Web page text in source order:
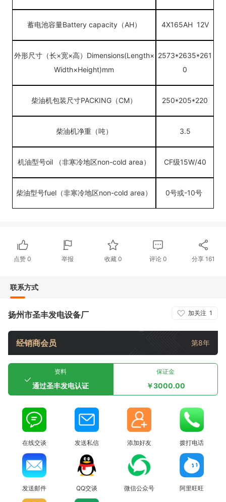
蓄电池容量Battery capacity（AH） 4X165AH 12V
外形尺寸（长×宽×高）Dimensions(Length×
Width×Height)mm
2573*2635*261
0
柴油机包装尺寸PACKING（CM） 250*205*220
柴油机净重（吨） 3.5
机油型号oil （非寒冷地区non-cold area） CF级15W/40
柴油型号fuel （非寒冷地区non-cold area） 0号或-10号
点赞0 举报 收藏 0 评论0 分享161
联系方式
加关注 1
扬州市圣丰发电设备厂
经销商会员 第8年
资料
通过圣丰发电认证
保证金
￥3000.00
在线交谈 发送私信 添加好友 拨打电话
发送邮件 QQ交谈 微信公众号 阿里旺旺